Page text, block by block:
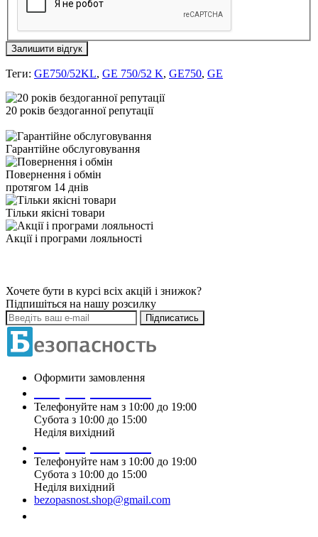
Залишити відгук
Теги: GE750/52KL, GE 750/52 K, GE750, GE
20 років бездоганної репутації
Гарантійне обслуговування
Повернення і обмін
протягом 14 днів
Тільки якісні товари
Акції і програми лояльності
Хочете бути в курсі всіх акцій і знижок?
Підпишіться на нашу розсилку
Підписатись
Оформити замовлення
Телефонуйте нам з 10:00 до 19:00
Субота з 10:00 до 15:00
Неділя вихідний
Телефонуйте нам з 10:00 до 19:00
Субота з 10:00 до 15:00
Неділя вихідний
bezopasnost.shop@gmail.com